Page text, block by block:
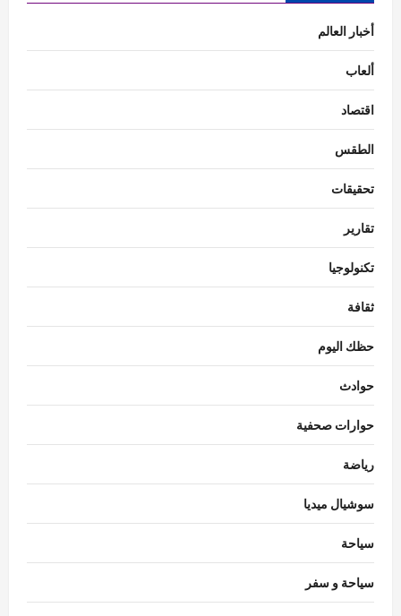
أخبار العالم
ألعاب
اقتصاد
الطقس
تحقيقات
تقارير
تكنولوجيا
ثقافة
حظك اليوم
حوادث
حوارات صحفية
رياضة
سوشيال ميديا
سياحة
سياحة و سفر